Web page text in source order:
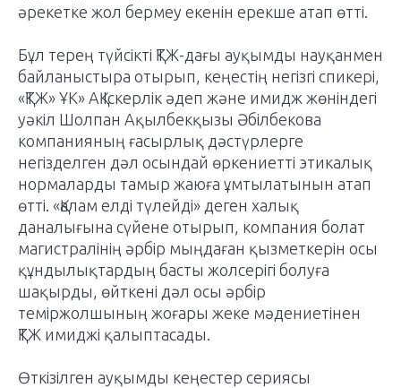
әрекетке жол бермеу екенін ерекше атап өтті.
Бұл терең түйсікті ҚТЖ-дағы ауқымды науқанмен
байланыстыра отырып, кеңестің негізгі спикері,
«ҚТЖ» ҰК» АҚ Іскерлік әдеп және имидж жөніндегі
уәкіл Шолпан Ақылбекқызы Әбілбекова
компанияның ғасырлық дәстүрлерге
негізделген дәл осындай өркениетті этикалық
нормаларды тамыр жаюға ұмтылатынын атап
өтті. «Қалам елді түлейді» деген халық
даналығына сүйене отырып, компания болат
магистралінің әрбір мыңдаған қызметкерін осы
құндылықтардың басты жолсерігі болуға
шақырды, өйткені дәл осы әрбір
теміржолшының жоғары жеке мәдениетінен
ҚТЖ имиджі қалыптасады.
Өткізілген ауқымды кеңестер сериясы